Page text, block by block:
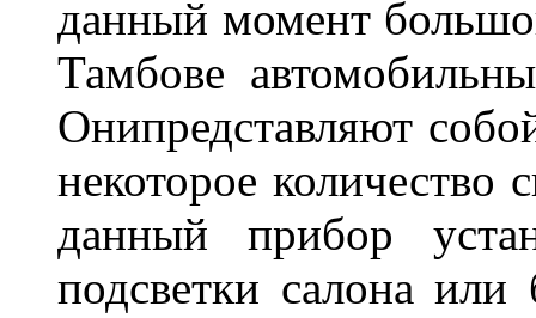
данный момент
Тамбове
Онипредставляют
некоторое количество
данный прибор
подсветки салона